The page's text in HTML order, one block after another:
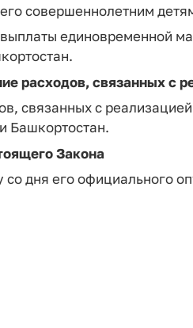
совершеннолетним
единовременной
расходов, связанных с
связанных с
Башкортостан.
Закона
дня его официального